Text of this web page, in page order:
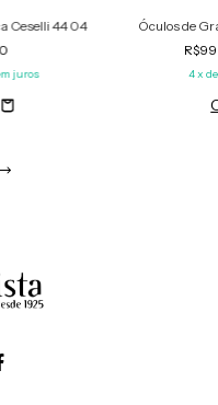
Ceselli 44 04
juros
Óculos de
4x